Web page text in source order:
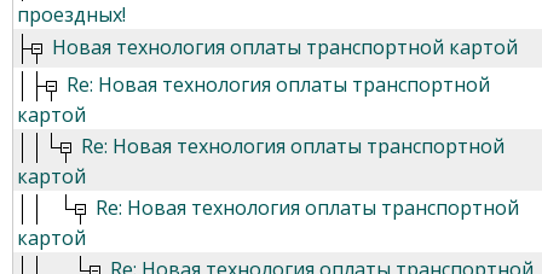
проездных!
Новая технология оплаты транспортной картой
Re: Новая технология оплаты транспортной
картой
Re: Новая технология оплаты транспортной
картой
Re: Новая технология оплаты транспортной
картой